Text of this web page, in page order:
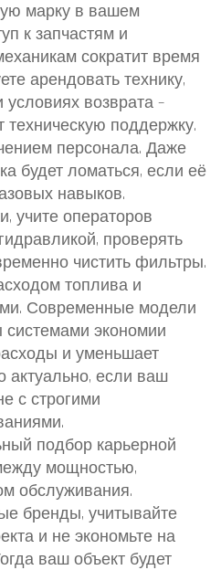
марку в вашем
к запчастям и
сократит время
арендовать технику,
условиях возврата –
техническую поддержку.
персонала. Даже
будет ломаться, если её
навыков.
учите операторов
проверять
чистить фильтры.
топлива и
Современные модели
экономии
и уменьшает
актуально, если ваш
с строгими
подбор карьерной
мощностью,
обслуживания.
бренды, учитывайте
и не экономьте на
ваш объект будет